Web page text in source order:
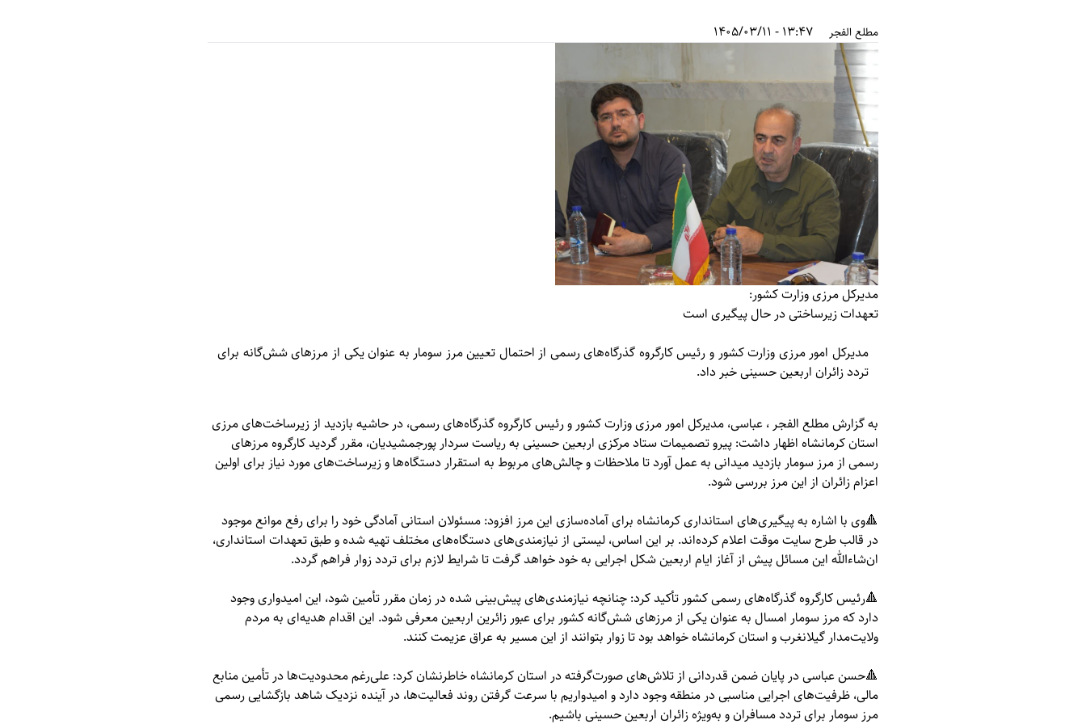
مطلع الفجر 13:47 - 1405/03/11
مدیرکل مرزی وزارت کشور:
تعهدات زیرساختی در حال پیگیری است
مدیرکل امور مرزی وزارت کشور و رئیس کارگروه گذرگاه‌های رسمی از احتمال تعیین مرز سومار به عنوان یکی از مرزهای شش‌گانه برای
تردد زائران اربعین حسینی خبر داد.
به گزارشمطلع الفجر ، عباسی، مدیرکل امور مرزی وزارت کشور و رئیس کارگروه گذرگاه‌های رسمی، در حاشیه بازدید از زیرساخت‌های مرزی
استان کرمانشاه اظهار داشت: پیرو تصمیمات ستاد مرکزی اربعین حسینی به ریاست سردار پورجمشیدیان، مقرر گردید کارگروه مرزهای
رسمی از مرز سومار بازدید میدانی به عمل آورد تا ملاحظات و چالش‌های مربوط به استقرار دستگاه‌ها و زیرساخت‌های مورد نیاز برای اولین
اعزام زائران از این مرز بررسی شود.
🔺وی با اشاره به پیگیری‌های استانداری کرمانشاه برای آماده‌سازی این مرز افزود: مسئولان استانی آمادگی خود را برای رفع موانع موجود
در قالب طرح سایت موقت اعلام کرده‌اند. بر این اساس، لیستی از نیازمندی‌های دستگاه‌های مختلف تهیه شده و طبق تعهدات استانداری،
ان‌شاءالله این مسائل پیش از آغاز ایام اربعین شکل اجرایی به خود خواهد گرفت تا شرایط لازم برای تردد زوار فراهم گردد.
🔺رئیس کارگروه گذرگاه‌های رسمی کشور تأکید کرد: چنانچه نیازمندی‌های پیش‌بینی شده در زمان مقرر تأمین شود، این امیدواری وجود
دارد که مرز سومار امسال به عنوان یکی از مرزهای شش‌گانه کشور برای عبور زائرین اربعین معرفی شود. این اقدام هدیه‌ای به مردم
ولایت‌مدار گیلانغرب و استان کرمانشاه خواهد بود تا زوار بتوانند از این مسیر به عراق عزیمت کنند.
🔺حسن عباسی در پایان ضمن قدردانی از تلاش‌های صورت‌گرفته در استان کرمانشاه خاطرنشان کرد: علی‌رغم محدودیت‌ها در تأمین منابع
مالی، ظرفیت‌های اجرایی مناسبی در منطقه وجود دارد و امیدواریم با سرعت گرفتن روند فعالیت‌ها، در آینده نزدیک شاهد بازگشایی رسمی
مرز سومار برای تردد مسافران و به‌ویژه زائران اربعین حسینی باشیم.